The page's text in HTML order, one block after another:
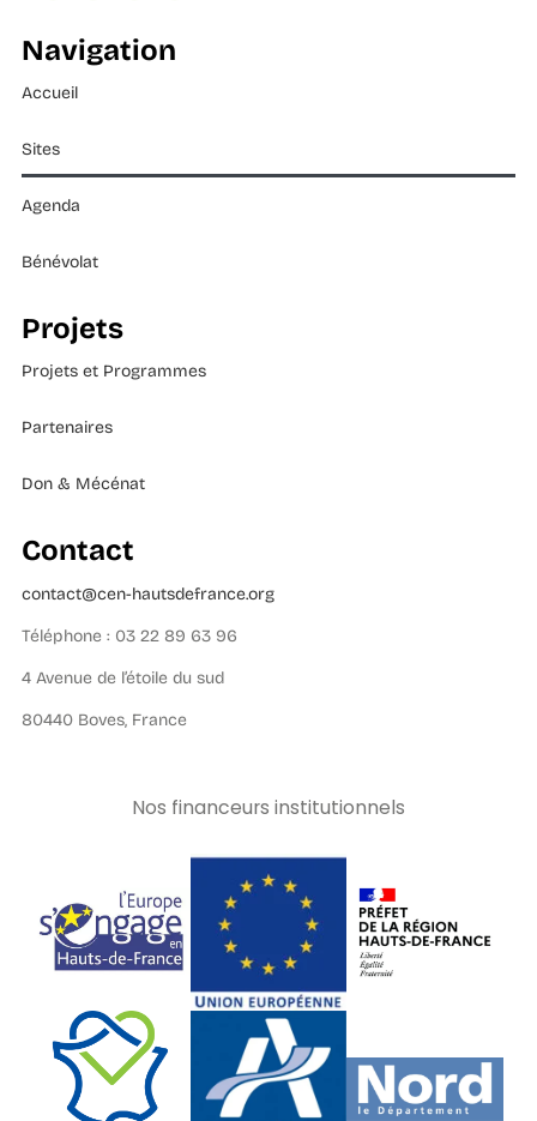
Navigation
Accueil
Sites
Agenda
Bénévolat
Projets
Projets et Programmes
Partenaires
Don & Mécénat
Contact
contact@cen-hautsdefrance.org
Téléphone : 03 22 89 63 96
4 Avenue de l’étoile du sud
80440 Boves, France
Nos financeurs institutionnels